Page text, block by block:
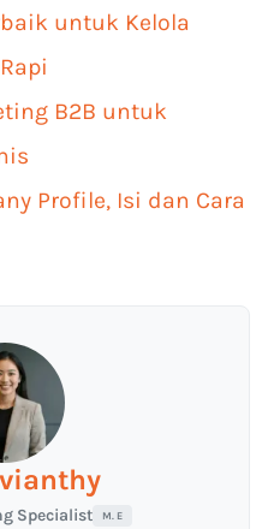
untuk Kelola
B2B untuk
Profile, Isi dan Cara
Specialist M. E